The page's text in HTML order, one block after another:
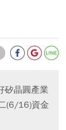
矽晶圓產業
(6/16)資金